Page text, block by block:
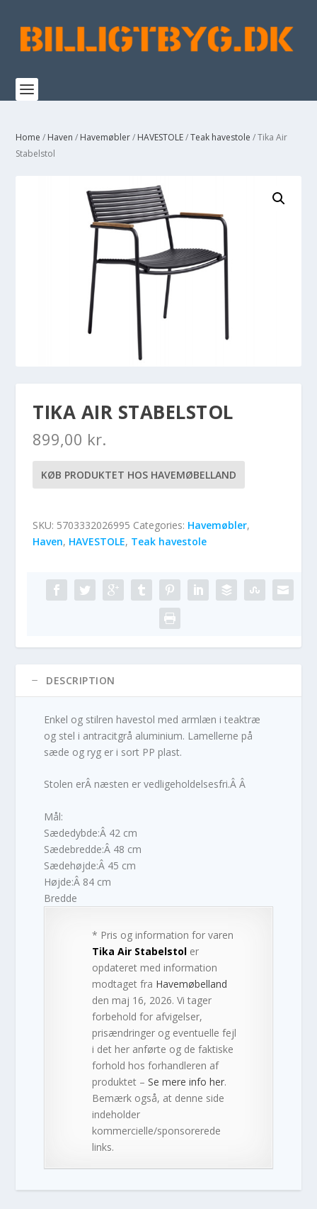
Home / Haven / Havemøbler/ HAVESTOLE/Teak havestole / Tika Air
Stabelstol
TIKA AIR STABELSTOL
899,00 kr.
KØB PRODUKTET HOS HAVEMØBELLAND
SKU: 5703332026995 Categories: Havemøbler,
Haven, HAVESTOLE, Teak havestole
DESCRIPTION
Enkel og stilren havestol med armlæn i teaktræ
og stel i antracitgrå aluminium. Lamellerne på
sæde og ryg er i sort PP plast.
Stolen erÂ næsten er vedligeholdelsesfri.Â Â
Mål:
Sædedybde:Â 42 cm
Sædebredde:Â 48 cm
Sædehøjde:Â 45 cm
Højde:Â 84 cm
Bredde
* Pris og information for varen
Tika Air Stabelstol er
opdateret med information
modtaget fra Havemøbelland
den maj 16, 2026. Vi tager
forbehold for afvigelser,
prisændringer og eventuelle fejl
i det her anførte og de faktiske
forhold hos forhandleren af
produktet –Se mere info her.
Bemærk også, at denne side
indeholder
kommercielle/sponsorerede
links.